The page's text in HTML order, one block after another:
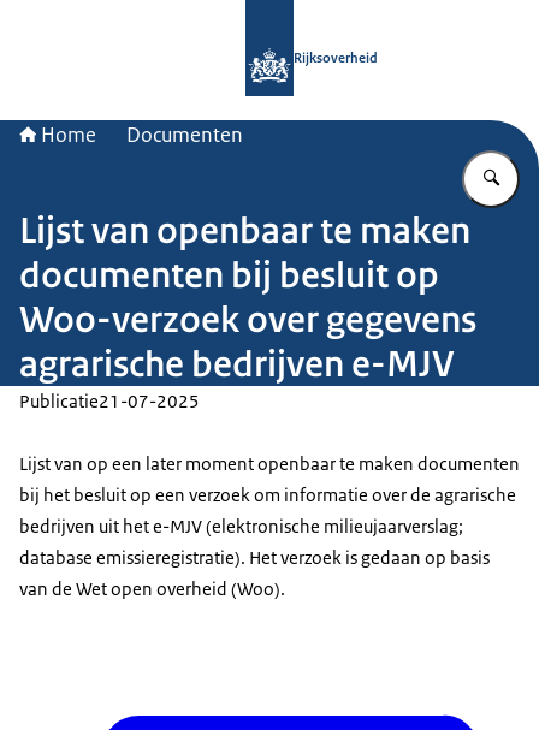
Rijksoverheid
Home Documenten
Lijst van openbaar te maken
documenten bij besluit op
Woo-verzoek over gegevens
agrarische bedrijven e-MJV
Publicatie21-07-2025
Lijst van op een later moment openbaar te maken documenten
bij het besluit op een verzoek om informatie over de agrarische
bedrijven uit het e-MJV (elektronische milieujaarverslag;
database emissieregistratie). Het verzoek is gedaan op basis
van de Wet open overheid (Woo).